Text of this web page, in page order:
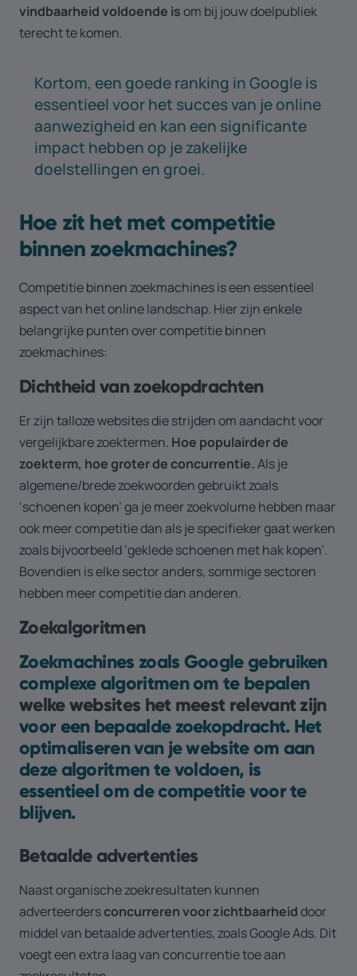
vindbaarheid voldoende isom bij jouw doelpubliek
terecht te komen.
Kortom, een goede ranking in Google is
essentieel voor het succes van je online
aanwezigheid en kan een significante
impact hebben op je zakelijke
doelstellingen en groei.
Hoe zit het met competitie
binnen zoekmachines?
Competitie binnen zoekmachines is een essentieel
aspect van het online landschap. Hier zijn enkele
belangrijke punten over competitie binnen
zoekmachines:
Dichtheid van zoekopdrachten
Er zijn talloze websites die strijden om aandacht voor
vergelijkbare zoektermen. Hoe populairder de
zoekterm, hoe groter de concurrentie.Als je
algemene/brede zoekwoorden gebruikt zoals
‘schoenen kopen’ ga je meer zoekvolume hebben maar
ook meer competitie dan als je specifieker gaat werken
zoals bijvoorbeeld ‘geklede schoenen met hak kopen’.
Bovendien is elke sector anders, sommige sectoren
hebben meer competitie dan anderen.
Zoekalgoritmen
Zoekmachines zoals Google gebruiken
complexe algoritmen om te bepalen
welke websites het meest relevant zijn
voor een bepaalde zoekopdracht. Het
optimaliseren van je website om aan
deze algoritmen te voldoen, is
essentieel om de competitie voor te
blijven.
Betaalde advertenties
Naast organische zoekresultaten kunnen
adverteerdersconcurreren voor zichtbaarheiddoor
middel van betaalde advertenties, zoals Google Ads. Dit
voegt een extra laag van concurrentie toe aan